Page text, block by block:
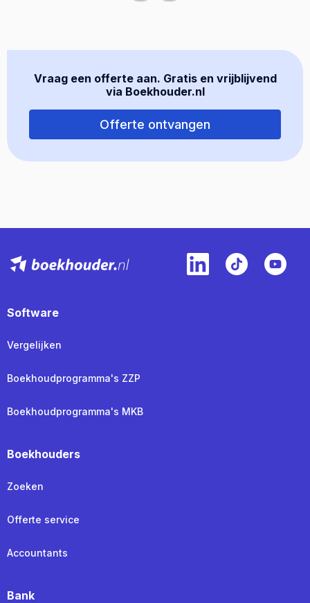
Vraag een offerte aan. Gratis en vrijblijvend
via Boekhouder.nl
Offerte ontvangen
Software
Vergelijken
Boekhoudprogramma's ZZP
Boekhoudprogramma's MKB
Boekhouders
Zoeken
Offerte service
Accountants
Bank